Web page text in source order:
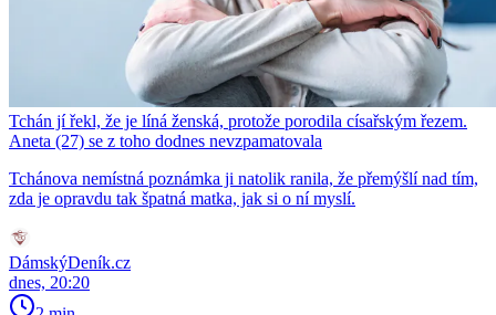
Tchán jí řekl, že je líná ženská, protože porodila císařským řezem.
Aneta (27) se z toho dodnes nevzpamatovala
Tchánova nemístná poznámka ji natolik ranila, že přemýšlí nad tím,
zda je opravdu tak špatná matka, jak si o ní myslí.
DámskýDeník.cz
dnes, 20:20